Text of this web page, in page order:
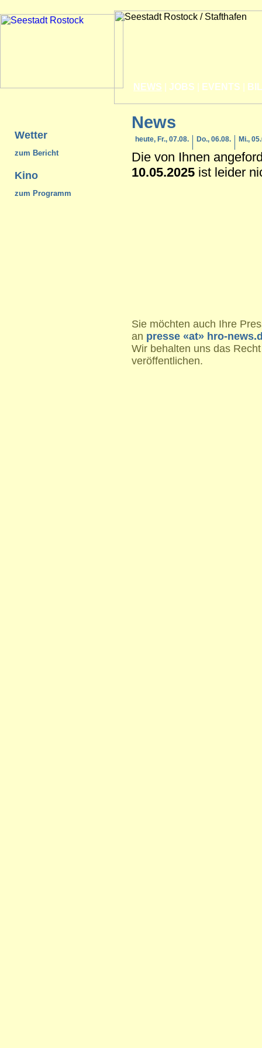
NEWS JOBS EVENTS
Wetter
zum Bericht
Kino
zum Programm
News
heute, Fr., 07.08. Do., 06.08. Mi.,
Die von Ihnen
10.05.2025 ist leider
Sie möchten auch Ihre
an presse «at» hro-
Wir behalten uns das
veröffentlichen.